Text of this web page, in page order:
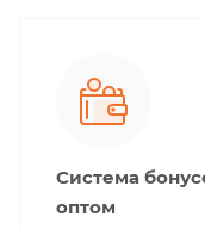
Система
оптом